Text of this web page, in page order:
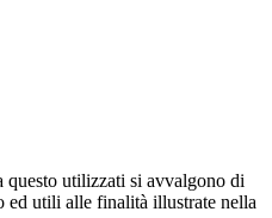
questo utilizzati si avvalgono di
ed utili alle finalità illustrate nella